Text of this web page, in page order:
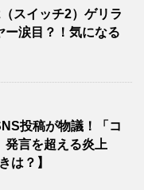
スイッチ2）ゲリラ
ー涙目？！気になる
投稿が物議！「コ
発言を超える炎上
は？】